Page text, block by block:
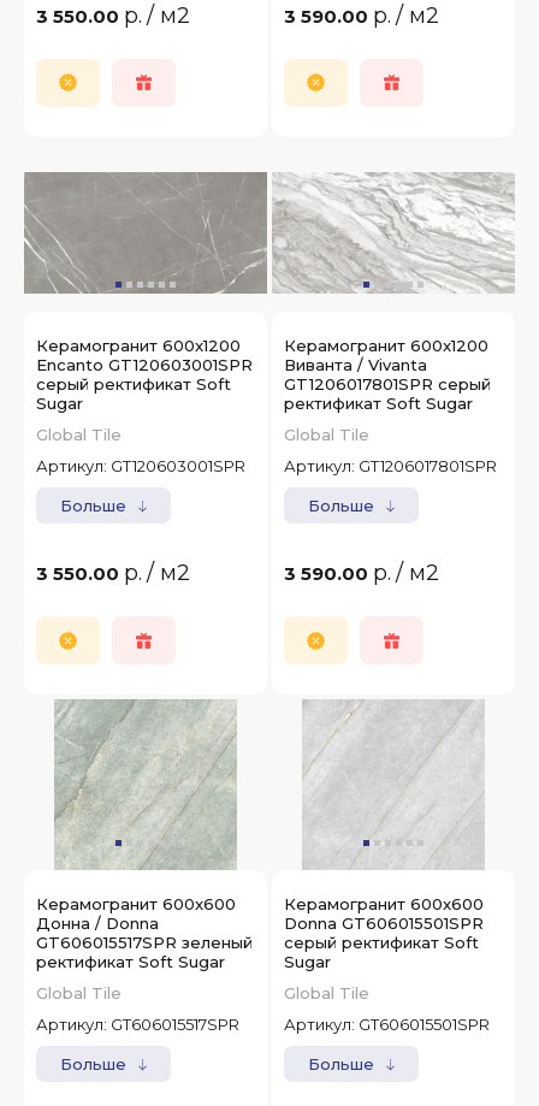
3 550.00 р. / м2 3 590.00 р. / м2
Керамогранит 600x1200
Encanto GT120603001SPR
серый ректификат Soft
Sugar
Global Tile
Артикул: GT120603001SPR
Больше
3 550.00 р. / м2
Керамогранит 600x1200
Виванта / Vivanta
GT1206017801SPR серый
ректификат Soft Sugar
Global Tile
Артикул: GT1206017801SPR
Больше
3 590.00 р. / м2
Керамогранит 600x600
Донна / Donna
GT606015517SPR зеленый
ректификат Soft Sugar
Global Tile
Артикул: GT606015517SPR
Больше
Керамогранит 600x600
Donna GT606015501SPR
серый ректификат Soft
Sugar
Global Tile
Артикул: GT606015501SPR
Больше